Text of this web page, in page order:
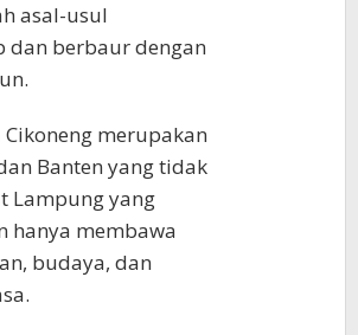
asal-usul
dan berbaur dengan
merupakan
Banten yang tidak
Lampung yang
hanya membawa
budaya, dan